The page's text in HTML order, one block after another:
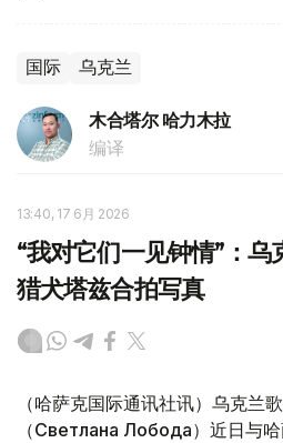
国际 乌克兰
木合塔尔 哈力木拉
编译
13:40, 17 6月 2026
“我对它们一见钟情”：
猎犬塔兹合拍写真
（哈萨克国际通讯社讯）乌克兰
（Светлана Лобода）近日与